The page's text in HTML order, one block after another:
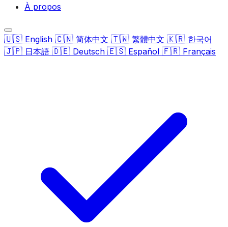
À propos
🇺🇸 English 🇨🇳 简体中文 🇹🇼 繁體中文 🇰🇷 한국어
🇯🇵 日本語 🇩🇪 Deutsch 🇪🇸 Español 🇫🇷 Français